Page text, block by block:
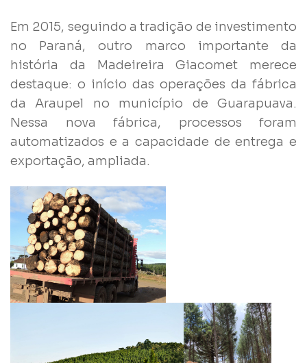
Em 2015, seguindo a tradição de investimento
no Paraná, outro marco importante da
história da Madeireira Giacomet merece
destaque: o início das operações da fábrica
da Araupel no município de Guarapuava.
Nessa nova fábrica, processos foram
automatizados e a capacidade de entrega e
exportação, ampliada.